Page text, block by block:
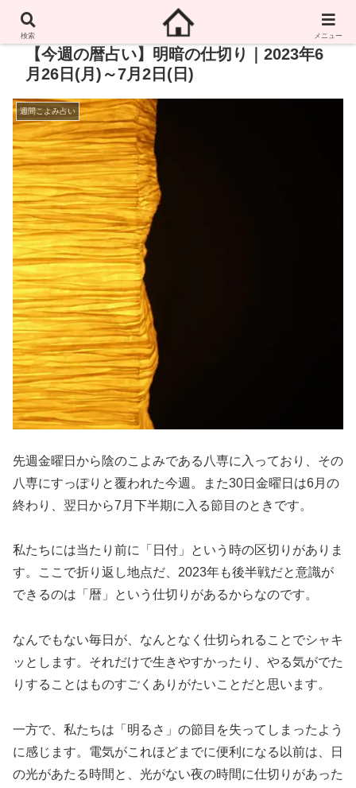
【今週の暦占い】明暗の仕切り｜2023年6
月26日(月)～7月2日(日)
週間こよみ占い
先週金曜日から陰のこよみである八専に入っており、その
八専にすっぽりと覆われた今週。また30日金曜日は6月の
終わり、翌日から7月下半期に入る節目のときです。
私たちには当たり前に「日付」という時の区切りがありま
す。ここで折り返し地点だ、2023年も後半戦だと意識が
できるのは「暦」という仕切りがあるからなのです。
なんでもない毎日が、なんとなく仕切られることでシャキ
ッとします。それだけで生きやすかったり、やる気がでた
りすることはものすごくありがたいことだと思います。
一方で、私たちは「明るさ」の節目を失ってしまったよう
に感じます。電気がこれほどまでに便利になる以前は、日
の光があたる時間と、光がない夜の時間に仕切りがあった
検索 メニュー